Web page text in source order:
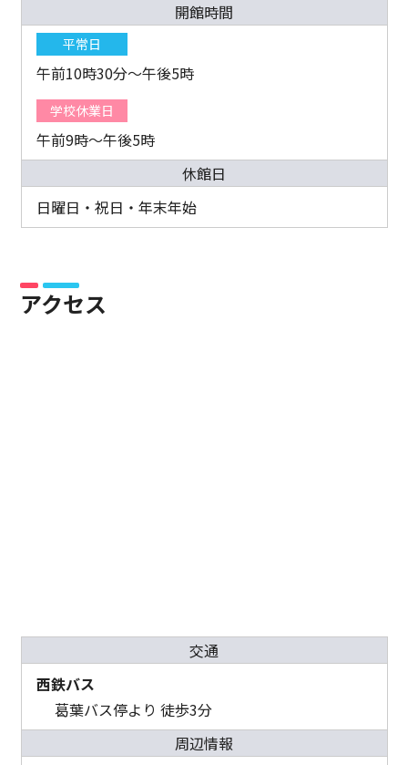
開館時間
平常日
午前10時30分～午後5時
学校休業日
午前9時～午後5時
休館日
日曜日・祝日・年末年始
アクセス
交通
西鉄バス
葛葉バス停より 徒歩3分
周辺情報